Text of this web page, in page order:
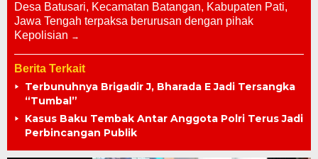
Desa Batusari, Kecamatan Batangan, Kabupaten Pati,
Jawa Tengah terpaksa berurusan dengan pihak
Kepolisian
Berita Terkait
Terbunuhnya Brigadir J, Bharada E Jadi Tersangka
“Tumbal”
Kasus Baku Tembak Antar Anggota Polri Terus Jadi
Perbincangan Publik